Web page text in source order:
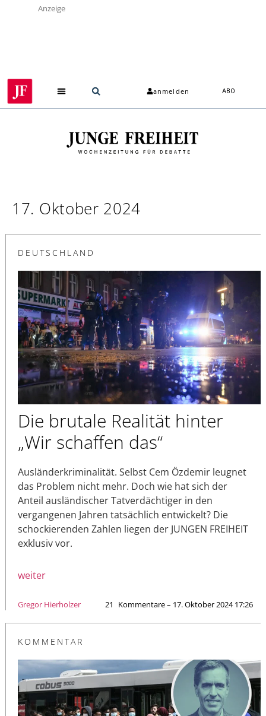
Anzeige
anmelden ABO
17. Oktober 2024
DEUTSCHLAND
Die brutale Realität hinter
„Wir schaffen das“
Ausländerkriminalität. Selbst Cem Özdemir leugnet
das Problem nicht mehr. Doch wie hat sich der
Anteil ausländischer Tatverdächtiger in den
vergangenen Jahren tatsächlich entwickelt? Die
schockierenden Zahlen liegen der JUNGEN FREIHEIT
exklusiv vor.
weiter
Gregor Hierholzer 21 Kommentare – 17. Oktober 2024 17:26
KOMMENTAR